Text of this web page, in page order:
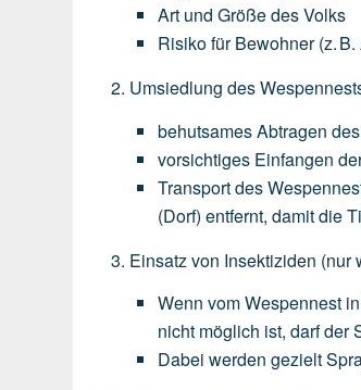
Art und GrößedesVolks
Risikofür Bewohner (z.B.
Umsiedlung des
behutsamesAbtragen des
vorsichtiges Einfangen
Transportdes
(Dorf) entfernt, damitdie
Einsatz von Insektiziden (nur
Wenn vomWespennest in
nicht möglich ist, darfder
Dabei werden gezielt